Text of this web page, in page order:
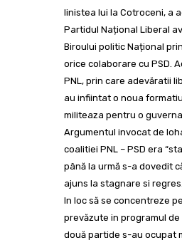
linistea lui la Cotroceni, a
Partidul Național Liberal
Biroului politic Național
orice colaborare cu PSD.
PNL, prin care adevăratii
au infiintat o noua
militeaza pentru o
Argumentul invocat de
coalitiei PNL – PSD era
până la urmă s-a dovedit
ajuns la stagnare si regres.
In loc să se concentreze
prevăzute in programul de
două partide s-au ocupat